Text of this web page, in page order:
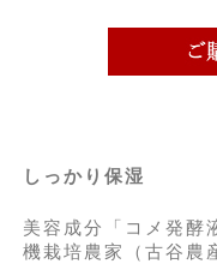
しっかり保湿
美容成分「コメ発酵
機栽培農家（古谷農